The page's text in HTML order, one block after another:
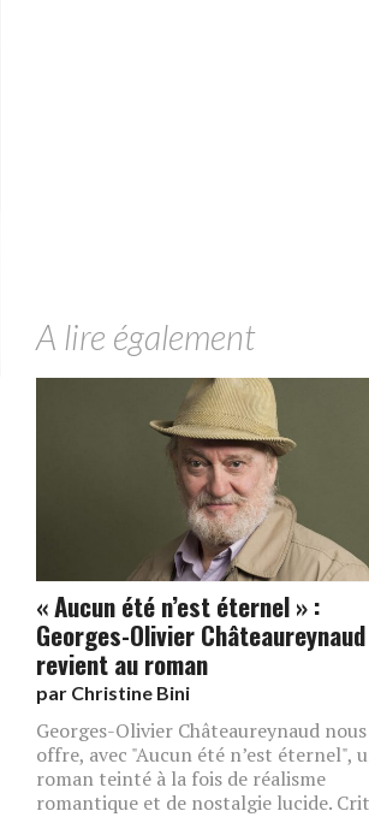
A lire également
« Aucun été n’est éternel » :
Georges-Olivier Châteaureynaud
revient au roman
par Christine Bini
Georges-Olivier Châteaureynaud nous
offre, avec "Aucun été n’est éternel",
roman teinté à la fois de réalisme
romantique et de nostalgie lucide.